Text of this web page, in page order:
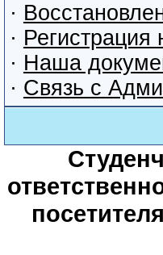
·
· Регистрация
· Наша
· Связь с